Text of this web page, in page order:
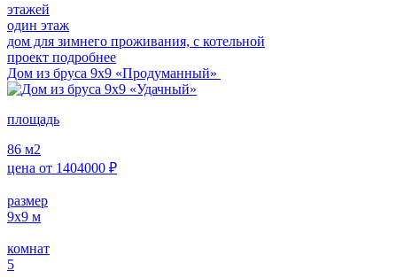
этажей
один этаж
дом для зимнего проживания, с котельной
проект подробнее
Дом из бруса 9х9 «Продуманный»
площадь
86 м2
цена от 1404000 ₽
размер
9х9 м
комнат
5